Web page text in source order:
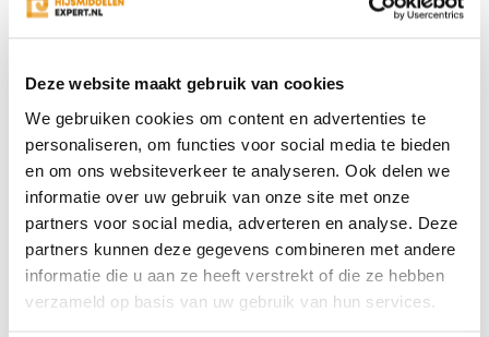
Deze website maakt gebruik van cookies
We gebruiken cookies om content en advertenties te
personaliseren, om functies voor social media te bieden
en om ons websiteverkeer te analyseren. Ook delen we
informatie over uw gebruik van onze site met onze
partners voor social media, adverteren en analyse. Deze
partners kunnen deze gegevens combineren met andere
informatie die u aan ze heeft verstrekt of die ze hebben
verzameld op basis van uw gebruik van hun services.
Vergelijk
Productomschrijving
Specificaties
Reviews
Delen